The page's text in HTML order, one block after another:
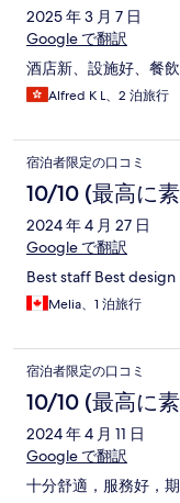
2025 年 3 月 7 日
Google で翻訳
酒店新、設施好、餐
Alfred K L、2 泊旅行
宿泊者限定の口コミ
10/10 (最高に
2024 年 4 月 27 日
Google で翻訳
Best staff Best
Melia、1 泊旅行
宿泊者限定の口コミ
10/10 (最高に
2024 年 4 月 11 日
Google で翻訳
十分舒適，服務好，